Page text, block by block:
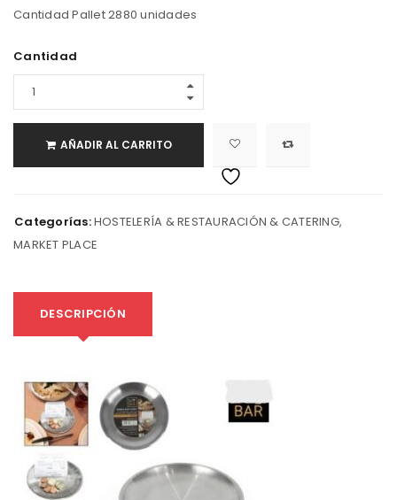
Cantidad Pallet 2880 unidades
Cantidad
AÑADIR AL CARRITO
Categorías:HOSTELERÍA & RESTAURACIÓN & CATERING,
MARKET PLACE
DESCRIPCIÓN